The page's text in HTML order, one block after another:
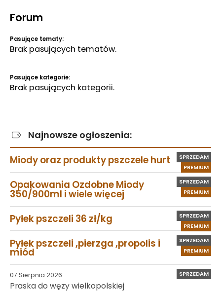
Forum
Pasujące tematy:
Brak pasujących tematów.
Pasujące kategorie:
Brak pasujących kategorii.
Najnowsze ogłoszenia:
PREMIUM
SPRZEDAM
Miody oraz produkty pszczele hurt
PREMIUM
SPRZEDAM
Opakowania Ozdobne Miody
350/900ml i wiele więcej
PREMIUM
SPRZEDAM
Pyłek pszczeli 36 zł/kg
PREMIUM
SPRZEDAM
Pyłek pszczeli ,pierzga ,propolis i
miód
07 Sierpnia 2026 SPRZEDAM
Praska do węzy wielkopolskiej